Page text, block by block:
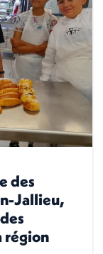
des
Jallieu,
région